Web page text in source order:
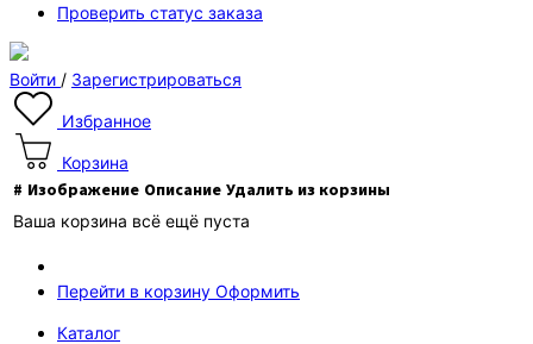
Проверить статус заказа
Войти / Зарегистрироваться
Избранное
Корзина
# Изображение Описание Удалить из корзины
Ваша корзина всё ещё пуста
Перейти в корзину Оформить
Каталог